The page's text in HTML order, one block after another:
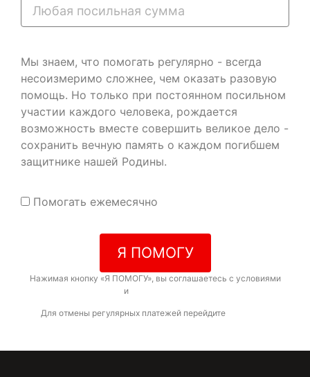
Мы знаем, что помогать регулярно - всегда
несоизмеримо сложнее, чем оказать разовую
помощь. Но только при постоянном посильном
участии каждого человека, рождается
возможность вместе совершить великое дело -
сохранить вечную память о каждом погибшем
защитнике нашей Родины.
Помогать ежемесячно
Я ПОМОГУ
Нажимая кнопку «Я ПОМОГУ», вы соглашаетесь с условиями
и
Для отмены регулярных платежей перейдите